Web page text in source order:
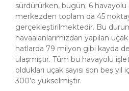
sürdürürken, bugün; 6 havayolu
merkezden toplam da 45
gerçekleştirilmektedir. Bu
havaalanlarımızdan yapılan
hatlarda 79 milyon gibi kayda
ulaşmıştır. Tüm bu havayolu
oldukları uçak sayısı son beş
300’e yükselmiştir.